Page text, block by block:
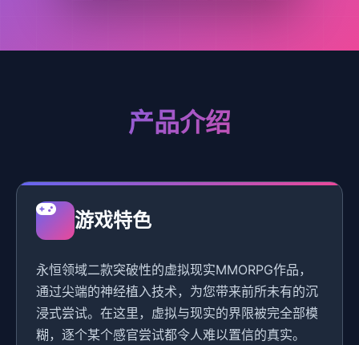
产品介绍
游戏特色
永恒领域二款突破性的虚拟现实MMORPG作品，
通过尖端的神经植入技术，为您带来前所未有的沉
浸式尝试。在这里，虚拟与现实的界限被完全部模
糊，逐个某个感官尝试都令人难以置信的真实。